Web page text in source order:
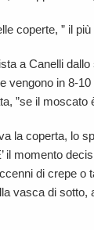
coperte, ” il
a Canelli
vengono in 8-
”se il
la coperta, lo
il momento
di crepe o
vasca di sotto,